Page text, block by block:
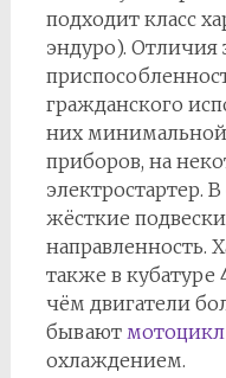
подходит класс
эндуро). Отличия
гражданского
них минимальной
приборов, на
электростартер.
жёсткие
направленность.
также в кубатуре
чём двигатели
бывают
охлаждением.